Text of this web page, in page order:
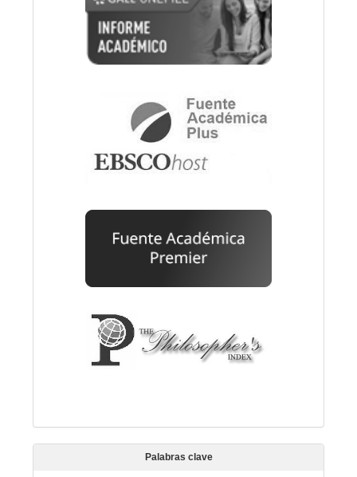
Palabras clave